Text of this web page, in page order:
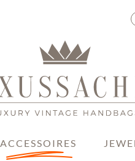
ACCESSOIRES